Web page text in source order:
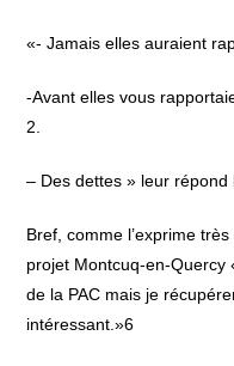
«- Jamais elles auraient
-Avant elles vous
2.
– Des dettes » leur répond
Bref, comme l’exprime
projet Montcuq-en-Quercy
de la PAC mais je
intéressant.»6